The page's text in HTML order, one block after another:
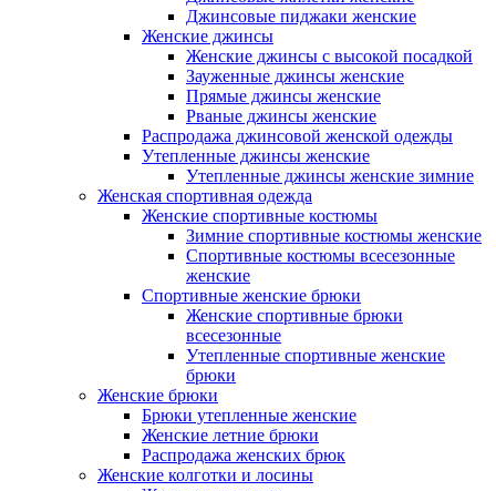
Джинсовые пиджаки женские
Женские джинсы
Женские джинсы с высокой посадкой
Зауженные джинсы женские
Прямые джинсы женские
Рваные джинсы женские
Распродажа джинсовой женской одежды
Утепленные джинсы женские
Утепленные джинсы женские зимние
Женская спортивная одежда
Женские спортивные костюмы
Зимние спортивные костюмы женские
Спортивные костюмы всесезонные
женские
Спортивные женские брюки
Женские спортивные брюки
всесезонные
Утепленные спортивные женские
брюки
Женские брюки
Брюки утепленные женские
Женские летние брюки
Распродажа женских брюк
Женские колготки и лосины